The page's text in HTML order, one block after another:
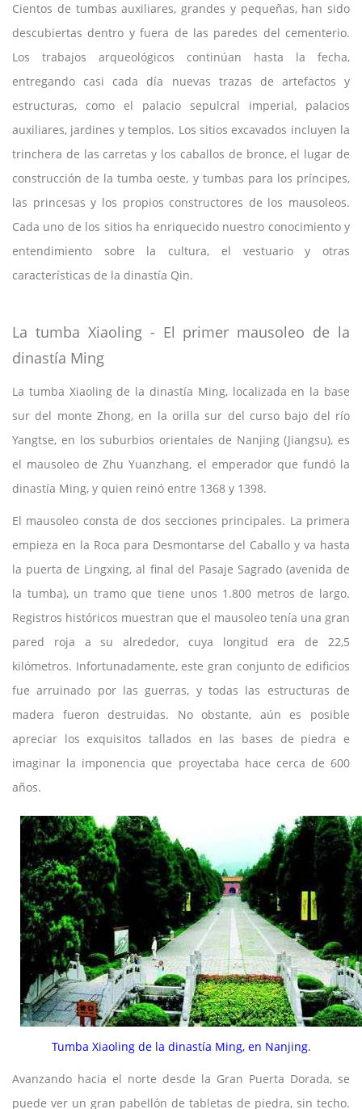
Cientos de tumbas auxiliares, grandes y pequeñas, han sido
descubiertas dentro y fuera de las paredes del cementerio.
Los trabajos arqueológicos continúan hasta la fecha,
entregando casi cada día nuevas trazas de artefactos y
estructuras, como el palacio sepulcral imperial, palacios
auxiliares, jardines y templos. Los sitios excavados incluyen la
trinchera de las carretas y los caballos de bronce, el lugar de
construcción de la tumba oeste, y tumbas para los príncipes,
las princesas y los propios constructores de los mausoleos.
Cada uno de los sitios ha enriquecido nuestro conocimiento y
entendimiento sobre la cultura, el vestuario y otras
características de la dinastía Qin.
La tumba Xiaoling - El primer mausoleo de la
dinastía Ming
La tumba Xiaoling de la dinastía Ming, localizada en la base
sur del monte Zhong, en la orilla sur del curso bajo del río
Yangtse, en los suburbios orientales de Nanjing (Jiangsu), es
el mausoleo de Zhu Yuanzhang, el emperador que fundó la
dinastía Ming, y quien reinó entre 1368 y 1398.
El mausoleo consta de dos secciones principales. La primera
empieza en la Roca para Desmontarse del Caballo y va hasta
la puerta de Lingxing, al final del Pasaje Sagrado (avenida de
la tumba), un tramo que tiene unos 1.800 metros de largo.
Registros históricos muestran que el mausoleo tenía una gran
pared roja a su alrededor, cuya longitud era de 22,5
kilómetros. Infortunadamente, este gran conjunto de edificios
fue arruinado por las guerras, y todas las estructuras de
madera fueron destruidas. No obstante, aún es posible
apreciar los exquisitos tallados en las bases de piedra e
imaginar la imponencia que proyectaba hace cerca de 600
años.
Tumba Xiaoling de la dinastía Ming, en Nanjing.
Avanzando hacia el norte desde la Gran Puerta Dorada, se
puede ver un gran pabellón de tabletas de piedra, sin techo.